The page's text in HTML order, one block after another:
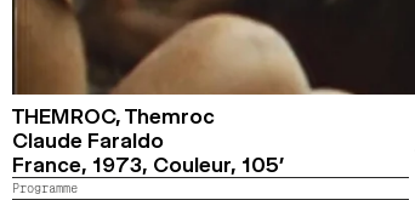
THEMROC, Themroc
Claude Faraldo
France, 1973, Couleur, 105’
Programme